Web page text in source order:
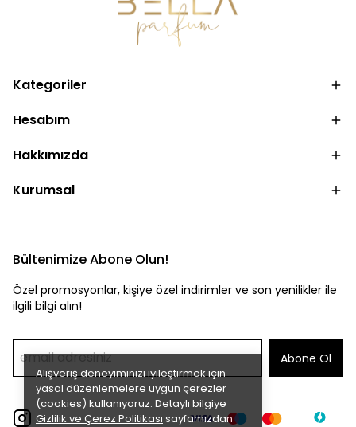
Alışveriş deneyiminizi iyileştirmek için
yasal düzenlemelere uygun çerezler
(cookies) kullanıyoruz. Detaylı bilgiye
Gizlilik ve Çerez Politikası sayfamızdan
Kategoriler
Hesabım
Hakkımızda
Kurumsal
Bültenimize Abone Olun!
Özel promosyonlar, kişiye özel indirimler ve son yenilikler ile
ilgili bilgi alın!
Abone Ol